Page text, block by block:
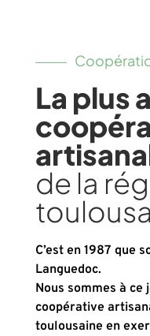
La plus
de la
C’est en 1987 que
Languedoc.
Nous sommes à ce
coopérative
toulousaine en